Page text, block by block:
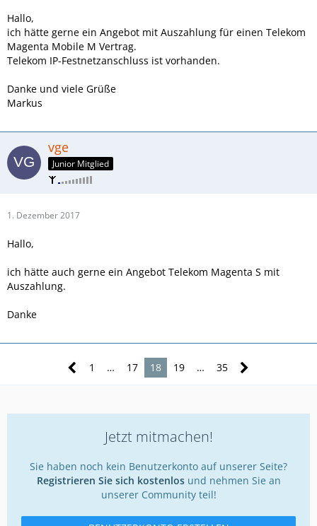
Hallo,
ich hätte gerne ein Angebot mit Auszahlung für einen Telekom
Magenta Mobile M Vertrag.
Telekom IP-Festnetzanschluss ist vorhanden.
Danke und viele Grüße
Markus
vge
Junior Mitglied
1. Dezember 2017
Hallo,
ich hätte auch gerne ein Angebot Telekom Magenta S mit
Auszahlung.
Danke
1 … 17 18 19 … 35
Jetzt mitmachen!
Sie haben noch kein Benutzerkonto auf unserer Seite?
Registrieren Sie sich kostenlosund nehmen Sie an
unserer Community teil!